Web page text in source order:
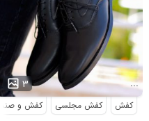
۳ ...
کفش کفش مجلسی کفش و صندل